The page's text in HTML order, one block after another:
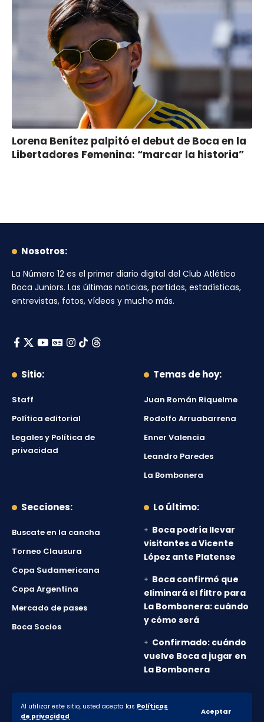
Al utilizar este sitio, usted acepta las Políticas
de privacidad
Aceptar
Lorena Benítez palpitó el debut de Boca en la
Libertadores Femenina: “marcar la historia”
Nosotros:
La Número 12 es el primer diario digital del Club Atlético
Boca Juniors. Las últimas noticias, partidos, estadísticas,
entrevistas, fotos, vídeos y mucho más.
Sitio:
Staff
Política editorial
Legales y Política de
privacidad
Temas de hoy:
Juan Román Riquelme
Rodolfo Arruabarrena
Enner Valencia
Leandro Paredes
La Bombonera
Secciones:
Buscate en la cancha
Torneo Clausura
Copa Sudamericana
Copa Argentina
Mercado de pases
Boca Socios
Lo último:
Boca podría llevar
visitantes a Vicente
López ante Platense
Boca confirmó que
eliminará el filtro para
La Bombonera: cuándo
y cómo será
Confirmado: cuándo
vuelve Boca a jugar en
La Bombonera
© 2010-2026 Lanumero12.com.ar - Todos los derechos